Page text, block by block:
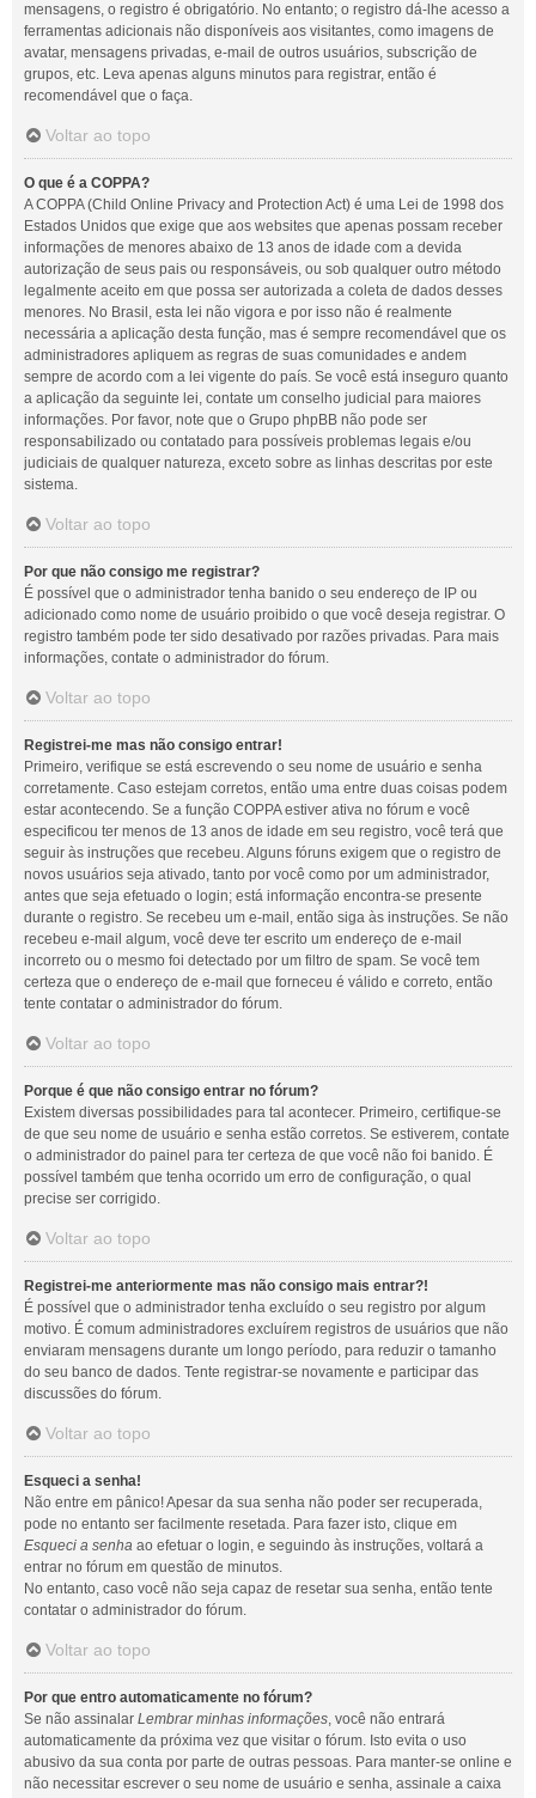
mensagens, o registro é obrigatório. No entanto; o registro dá-lhe acesso a
ferramentas adicionais não disponíveis aos visitantes, como imagens de
avatar, mensagens privadas, e-mail de outros usuários, subscrição de
grupos, etc. Leva apenas alguns minutos para registrar, então é
recomendável que o faça.
Voltar ao topo
O que é a COPPA?
A COPPA (Child Online Privacy and Protection Act) é uma Lei de 1998 dos
Estados Unidos que exige que aos websites que apenas possam receber
informações de menores abaixo de 13 anos de idade com a devida
autorização de seus pais ou responsáveis, ou sob qualquer outro método
legalmente aceito em que possa ser autorizada a coleta de dados desses
menores. No Brasil, esta lei não vigora e por isso não é realmente
necessária a aplicação desta função, mas é sempre recomendável que os
administradores apliquem as regras de suas comunidades e andem
sempre de acordo com a lei vigente do país. Se você está inseguro quanto
a aplicação da seguinte lei, contate um conselho judicial para maiores
informações. Por favor, note que o Grupo phpBB não pode ser
responsabilizado ou contatado para possíveis problemas legais e/ou
judiciais de qualquer natureza, exceto sobre as linhas descritas por este
sistema.
Voltar ao topo
Por que não consigo me registrar?
É possível que o administrador tenha banido o seu endereço de IP ou
adicionado como nome de usuário proibido o que você deseja registrar. O
registro também pode ter sido desativado por razões privadas. Para mais
informações, contate o administrador do fórum.
Voltar ao topo
Registrei-me mas não consigo entrar!
Primeiro, verifique se está escrevendo o seu nome de usuário e senha
corretamente. Caso estejam corretos, então uma entre duas coisas podem
estar acontecendo. Se a função COPPA estiver ativa no fórum e você
especificou ter menos de 13 anos de idade em seu registro, você terá que
seguir às instruções que recebeu. Alguns fóruns exigem que o registro de
novos usuários seja ativado, tanto por você como por um administrador,
antes que seja efetuado o login; está informação encontra-se presente
durante o registro. Se recebeu um e-mail, então siga às instruções. Se não
recebeu e-mail algum, você deve ter escrito um endereço de e-mail
incorreto ou o mesmo foi detectado por um filtro de spam. Se você tem
certeza que o endereço de e-mail que forneceu é válido e correto, então
tente contatar o administrador do fórum.
Voltar ao topo
Porque é que não consigo entrar no fórum?
Existem diversas possibilidades para tal acontecer. Primeiro, certifique-se
de que seu nome de usuário e senha estão corretos. Se estiverem, contate
o administrador do painel para ter certeza de que você não foi banido. É
possível também que tenha ocorrido um erro de configuração, o qual
precise ser corrigido.
Voltar ao topo
Registrei-me anteriormente mas não consigo mais entrar?!
É possível que o administrador tenha excluído o seu registro por algum
motivo. É comum administradores excluírem registros de usuários que não
enviaram mensagens durante um longo período, para reduzir o tamanho
do seu banco de dados. Tente registrar-se novamente e participar das
discussões do fórum.
Voltar ao topo
Esqueci a senha!
Não entre em pânico! Apesar da sua senha não poder ser recuperada,
pode no entanto ser facilmente resetada. Para fazer isto, clique em
Esqueci a senha ao efetuar o login, e seguindo às instruções, voltará a
entrar no fórum em questão de minutos.
No entanto, caso você não seja capaz de resetar sua senha, então tente
contatar o administrador do fórum.
Voltar ao topo
Por que entro automaticamente no fórum?
Se não assinalar Lembrar minhas informações, você não entrará
automaticamente da próxima vez que visitar o fórum. Isto evita o uso
abusivo da sua conta por parte de outras pessoas. Para manter-se online e
não necessitar escrever o seu nome de usuário e senha, assinale a caixa